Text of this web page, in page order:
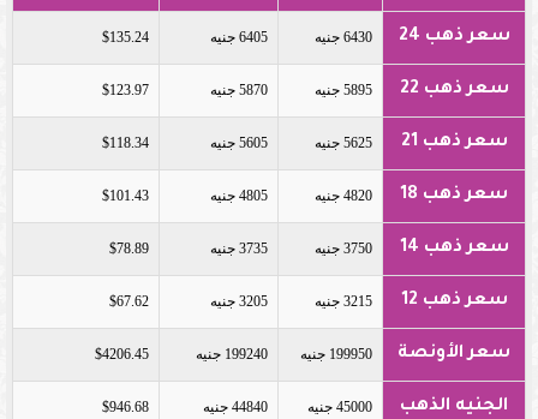
سعر ذهب 24 6430 جنيه 6405 جنيه $135.24
سعر ذهب 22 5895 جنيه 5870 جنيه $123.97
سعر ذهب 21 5625 جنيه 5605 جنيه $118.34
سعر ذهب 18 4820 جنيه 4805 جنيه $101.43
سعر ذهب 14 3750 جنيه 3735 جنيه $78.89
سعر ذهب 12 3215 جنيه 3205 جنيه $67.62
سعر الأونصة 199950 جنيه 199240 جنيه $4206.45
الجنيه الذهب 45000 جنيه 44840 جنيه $946.68